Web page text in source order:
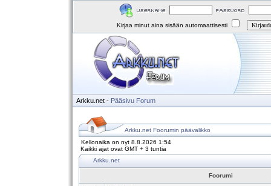
Kirjaa minut aina sisään automaattisesti
Arkku.net - Pääsivu Forum
Arkku.net Foorumin päävalikko
Kellonaika on nyt 8.8.2026 1:54
Kaikki ajat ovat GMT + 3 tuntia
Arkku.net
Foorumi